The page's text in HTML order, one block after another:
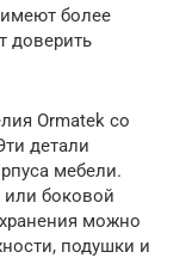
более
доверить
Ormatek со
детали
мебели.
боковой
можно
подушки и